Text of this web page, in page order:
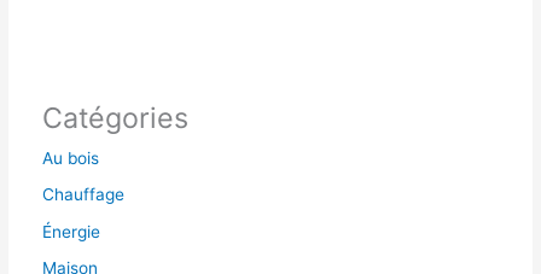
Catégories
Au bois
Chauffage
Énergie
Maison